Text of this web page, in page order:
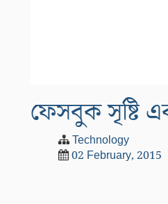
ফেসবুক সৃষ্টি
Technology
02 February, 2015